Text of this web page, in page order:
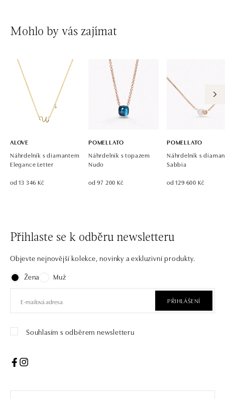
Mohlo by vás zajímat
ALOVE
Náhrdelník s diamantem
Elegance Letter
od 13 346 Kč
POMELLATO
Náhrdelník s topazem
Nudo
od 97 200 Kč
POMELLATO
Náhrdelník s
Sabbia
od 129 600 Kč
Přihlaste se k odběru newsletteru
Objevte nejnovější kolekce, novinky a exkluzivní produkty.
Žena
Muž
PŘIHLÁŠENÍ
Souhlasím s odběrem newsletteru